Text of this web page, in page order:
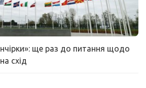
ще раз до питання щодо
схід